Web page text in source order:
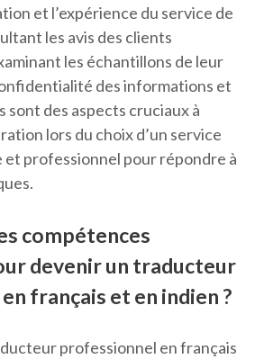
et l’expérience du service de
les avis des clients
les échantillons de leur
des informations et
sont des aspects cruciaux à
lors du choix d’un service
professionnel pour répondre à
compétences
devenir un traducteur
français et en indien ?
professionnel en français